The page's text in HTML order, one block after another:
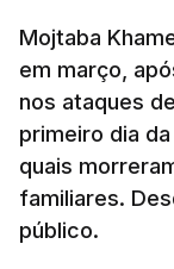
Mojtaba
em março,
nos ataques
primeiro dia
quais
familiares.
público.